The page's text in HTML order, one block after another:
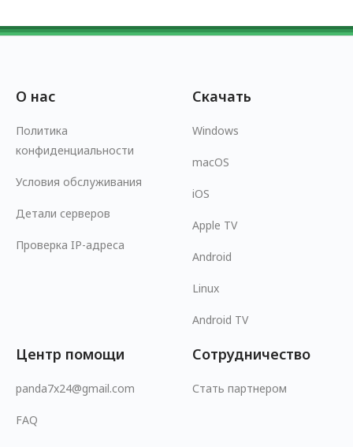
О нас
Политика
конфиденциальности
Условия обслуживания
Детали серверов
Проверка IP-адреса
Скачать
Windows
macOS
iOS
Apple TV
Android
Linux
Android TV
Центр помощи
panda7x24@gmail.com
FAQ
Сотрудничество
Стать партнером